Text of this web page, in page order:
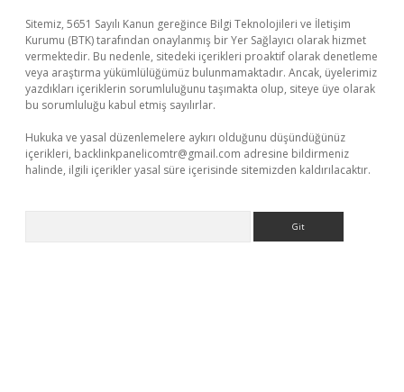
Sitemiz, 5651 Sayılı Kanun gereğince Bilgi Teknolojileri ve İletişim
Kurumu (BTK) tarafından onaylanmış bir Yer Sağlayıcı olarak hizmet
vermektedir. Bu nedenle, sitedeki içerikleri proaktif olarak denetleme
veya araştırma yükümlülüğümüz bulunmamaktadır. Ancak, üyelerimiz
yazdıkları içeriklerin sorumluluğunu taşımakta olup, siteye üye olarak
bu sorumluluğu kabul etmiş sayılırlar.
Hukuka ve yasal düzenlemelere aykırı olduğunu düşündüğünüz
içerikleri, backlinkpanelicomtr@gmail.com adresine bildirmeniz
halinde, ilgili içerikler yasal süre içerisinde sitemizden kaldırılacaktır.